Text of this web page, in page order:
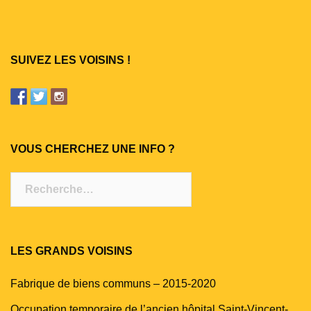
SUIVEZ LES VOISINS !
VOUS CHERCHEZ UNE INFO ?
LES GRANDS VOISINS
Fabrique de biens communs – 2015-2020